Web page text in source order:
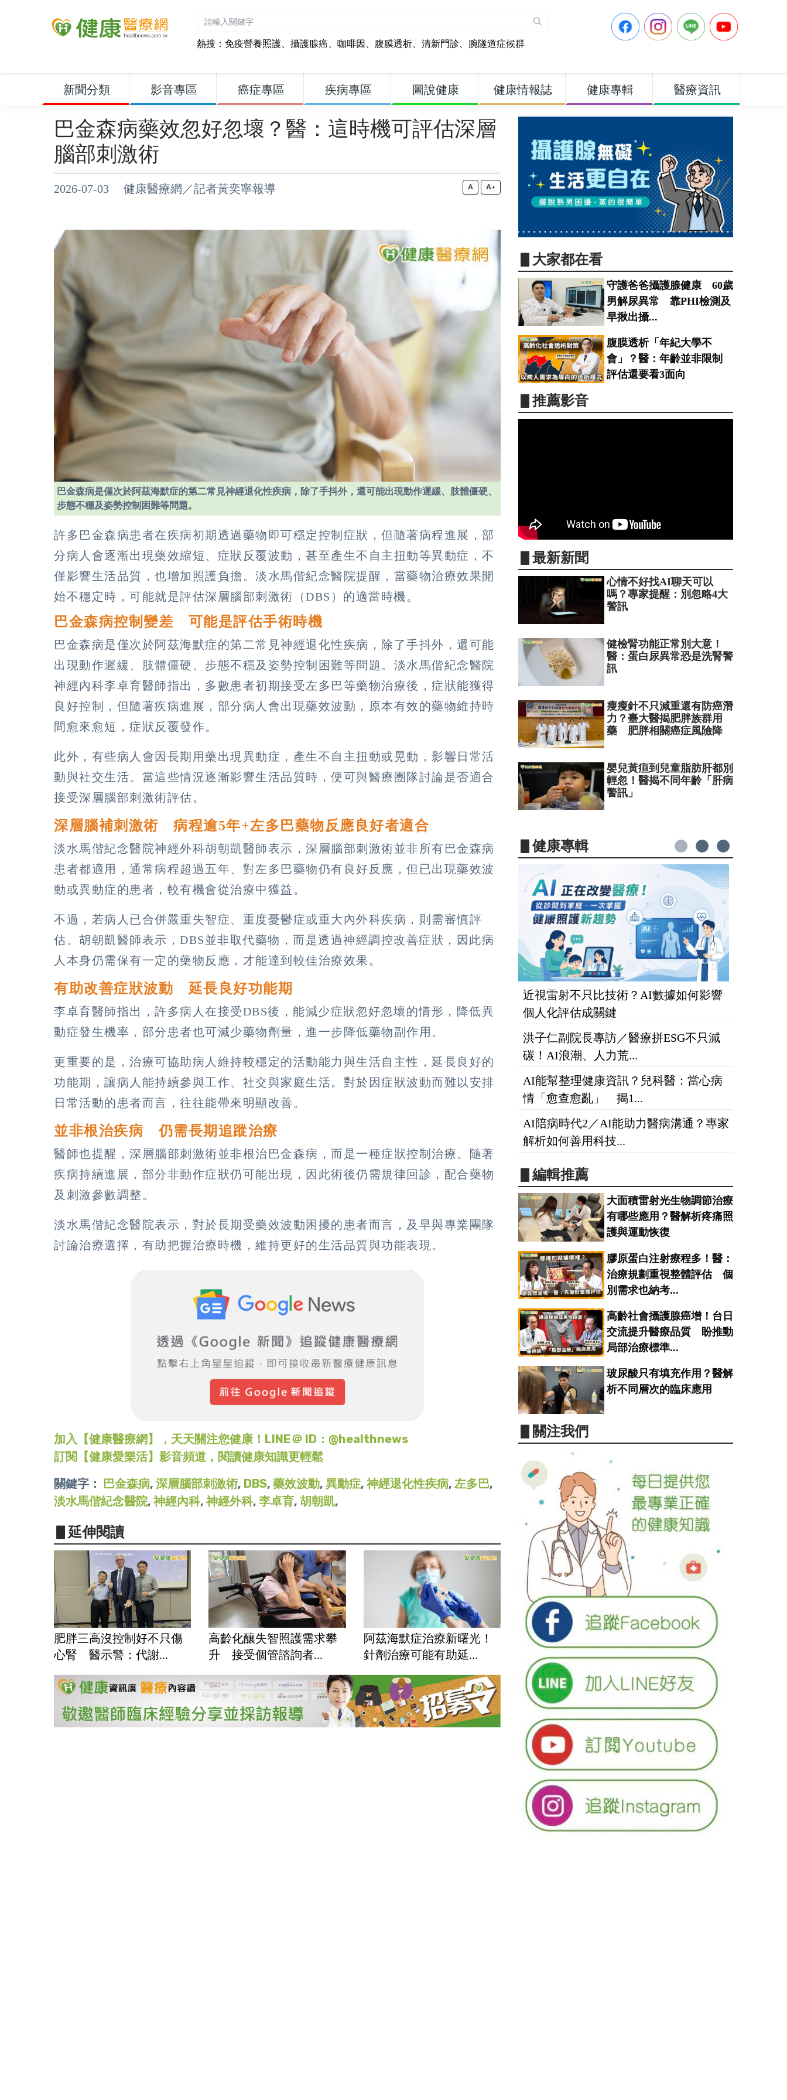
熱搜： 免疫營養照護、 攝護腺癌、 咖啡因、 腹膜透析、 清新門診、 腕隧道症候群
新聞分類 影音專區 癌症專區 疾病專區 圖說健康 健康情報誌 健康專輯 醫療資訊
巴金森病藥效忽好忽壞？醫：這時機可評估深層
腦部刺激術
2026-07-03 健康醫療網／記者黃奕寧報導 +
巴金森病是僅次於阿茲海默症的第二常見神經退化性疾病，除了手抖外，還可能出現動作遲緩、肢體僵硬、
步態不穩及姿勢控制困難等問題。
許多巴金森病患者在疾病初期透過藥物即可穩定控制症狀，但隨著病程進展，部
分病人會逐漸出現藥效縮短、症狀反覆波動，甚至產生不自主扭動等異動症，不
僅影響生活品質，也增加照護負擔。淡水馬偕紀念醫院提醒，當藥物治療效果開
始不穩定時，可能就是評估深層腦部刺激術（DBS）的適當時機。
巴金森病控制變差 可能是評估手術時機
巴金森病是僅次於阿茲海默症的第二常見神經退化性疾病，除了手抖外，還可能
出現動作遲緩、肢體僵硬、步態不穩及姿勢控制困難等問題。淡水馬偕紀念醫院
神經內科李卓育醫師指出，多數患者初期接受左多巴等藥物治療後，症狀能獲得
良好控制，但隨著疾病進展，部分病人會出現藥效波動，原本有效的藥物維持時
間愈來愈短，症狀反覆發作。
此外，有些病人會因長期用藥出現異動症，產生不自主扭動或晃動，影響日常活
動與社交生活。當這些情況逐漸影響生活品質時，便可與醫療團隊討論是否適合
接受深層腦部刺激術評估。
深層腦補刺激術 病程逾5年+左多巴藥物反應良好者適合
淡水馬偕紀念醫院神經外科胡朝凱醫師表示，深層腦部刺激術並非所有巴金森病
患者都適用，通常病程超過五年、對左多巴藥物仍有良好反應，但已出現藥效波
動或異動症的患者，較有機會從治療中獲益。
不過，若病人已合併嚴重失智症、重度憂鬱症或重大內外科疾病，則需審慎評
估。胡朝凱醫師表示，DBS並非取代藥物，而是透過神經調控改善症狀，因此病
人本身仍需保有一定的藥物反應，才能達到較佳治療效果。
有助改善症狀波動 延長良好功能期
李卓育醫師指出，許多病人在接受DBS後，能減少症狀忽好忽壞的情形，降低異
動症發生機率，部分患者也可減少藥物劑量，進一步降低藥物副作用。
更重要的是，治療可協助病人維持較穩定的活動能力與生活自主性，延長良好的
功能期，讓病人能持續參與工作、社交與家庭生活。對於因症狀波動而難以安排
日常活動的患者而言，往往能帶來明顯改善。
並非根治疾病 仍需長期追蹤治療
醫師也提醒，深層腦部刺激術並非根治巴金森病，而是一種症狀控制治療。隨著
疾病持續進展，部分非動作症狀仍可能出現，因此術後仍需規律回診，配合藥物
及刺激參數調整。
淡水馬偕紀念醫院表示，對於長期受藥效波動困擾的患者而言，及早與專業團隊
討論治療選擇，有助把握治療時機，維持更好的生活品質與功能表現。
加入【健康醫療網】，天天關注您健康！LINE＠ ID：@healthnews
訂閱【健康愛樂活】影音頻道，閱讀健康知識更輕鬆
關鍵字： 巴金森病, 深層腦部刺激術, DBS, 藥效波動, 異動症,神經退化性疾病, 左多巴,
淡水馬偕紀念醫院,神經內科,神經外科, 李卓育, 胡朝凱,
▋延伸閱讀
肥胖三高沒控制好不只傷
心腎 醫示警：代謝...
高齡化釀失智照護需求攀
升 接受個管諮詢者...
阿茲海默症治療新曙光！
針劑治療可能有助延...
▋大家都在看
守護爸爸攝護腺健康 60歲
男解尿異常 靠PHI檢測及
早揪出攝...
腹膜透析「年紀大學不
會」？醫：年齡並非限制
評估還要看3面向
▋推薦影音
▋最新新聞
心情不好找AI聊天可以
嗎？專家提醒：別忽略4大
警訊
健檢腎功能正常別大意！
醫：蛋白尿異常恐是洗腎警
訊
瘦瘦針不只減重還有防癌潛
力？臺大醫揭肥胖族群用
藥 肥胖相關癌症風險降
嬰兒黃疸到兒童脂肪肝都別
輕忽！醫揭不同年齡「肝病
警訊」
▋健康專輯
近視雷射不只比技術？AI數據如何影響
個人化評估成關鍵
洪子仁副院長專訪／醫療拼ESG不只減
碳！AI浪潮、人力荒...
AI能幫整理健康資訊？兒科醫：當心病
情「愈查愈亂」 揭1...
AI陪病時代2／AI能助力醫病溝通？專家
解析如何善用科技...
▋編輯推薦
大面積雷射光生物調節治療
有哪些應用？醫解析疼痛照
護與運動恢復
膠原蛋白注射療程多！醫：
治療規劃重視整體評估 個
別需求也納考...
高齡社會攝護腺癌增！台日
交流提升醫療品質 盼推動
局部治療標準...
玻尿酸只有填充作用？醫解
析不同層次的臨床應用
▋關注我們